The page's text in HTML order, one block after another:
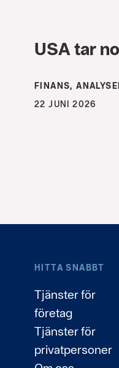
USA tar
FINANS,
22 JUNI 2026
HITTA SNABBT
Tjänster för
företag
Tjänster för
privatpersoner